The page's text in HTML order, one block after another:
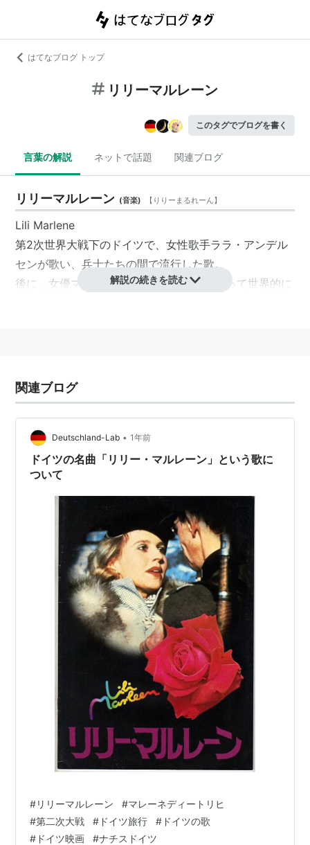
はてなブログ トップ
リリーマルレーン
このタグでブログを書く
言葉の解説 ネットで話題 関連ブログ
リリーマルレーン (音楽) 【 りりーまるれーん】
Lili Marlene
第2次世界大戦下のドイツで、女性歌手ララ・アンデル
センが歌い、兵士たちの間で流行した歌。
後に、女優マレーネ・ディートリッヒ
が歌って世界的に
解説の続きを読む
関連ブログ
Deutschland-Lab • 1年前
ドイツの名曲「リリー・マルレーン」という歌に
ついて
#リリーマルレーン #マレーネディートリヒ
#第二次大戦 # ドイツ旅行 # ドイツの歌
# ドイツ映画 #ナチスドイツ